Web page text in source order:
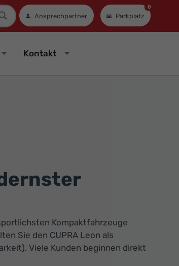
Ansprechpartner Parkplatz
0
Kontakt
Kompaktfahrzeuge
Sie den CUPRA Leon als
Viele Kunden beginnen direkt